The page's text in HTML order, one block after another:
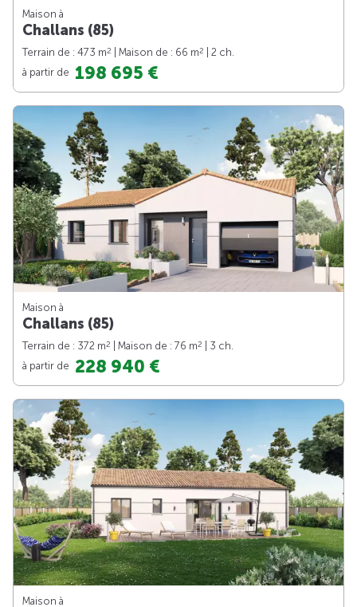
Maison à
Challans (85)
Terrain de : 473 m2 | Maison de : 66 m2
| 2 ch.
à partir de 198 695 €
Maison à
Challans (85)
Terrain de : 372 m2 | Maison de : 76 m2
| 3 ch.
à partir de 228 940 €
Maison à